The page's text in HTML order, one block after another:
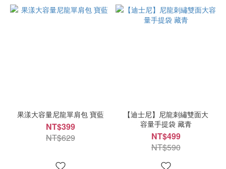
Range
(NT$)
果漾大容量尼龍單肩包 寶藍
NT$399
NT$629
【迪士尼】尼龍刺繡雙面大
容量手提袋 藏青
NT$499
NT$590